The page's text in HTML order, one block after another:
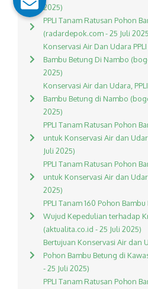
2025)
PPLI Tanam Ratusan Pohon
(radardepok.com - 25 Juli
Konservasi Air Dan Udara
Bambu Betung Di Nambo
2025)
Konservasi Air dan Udara,
Bambu Betung di Nambo
2025)
PPLI Tanam Ratusan Pohon
untuk Konservasi Air dan
Juli 2025)
PPLI Tanam Ratusan Pohon
untuk Konservasi Air dan
2025)
PPLI Tanam 160 Pohon
Wujud Kepedulian terhadap
(aktualita.co.id - 25 Juli 2025)
Bertujuan Konservasi Air dan
Pohon Bambu Betung di
- 25 Juli 2025)
PPLI Tanam Ratusan Pohon